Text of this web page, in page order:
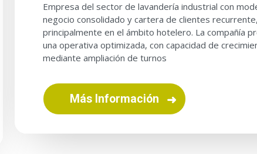
Empresa del sector de lavandería industrial con
negocio consolidado y cartera de clientes recurrente,
principalmente en el ámbito hotelero. La compañía
una operativa optimizada, con capacidad de
mediante ampliación de turnos
Más Información